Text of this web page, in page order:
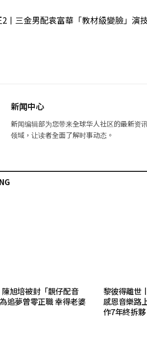
丨三金男配袁富華「教材級變臉」演
新闻中心
新闻编辑部为您带来全球华人社区的最新资
领域，让读者全面了解时事动态。
旭培被封「靚仔配音
追夢曾零正職 幸得老婆
黎彼得離世
感恩音樂路
作7年終拆夥